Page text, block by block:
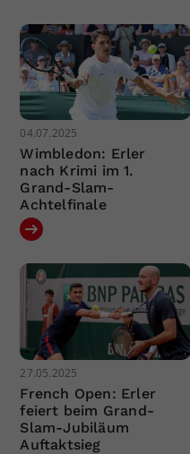
04.07.2025
Wimbledon: Erler
nach Krimi im 1.
Grand-Slam-
Achtelfinale
27.05.2025
French Open: Erler
feiert beim Grand-
Slam-Jubiläum
Auftaktsieg